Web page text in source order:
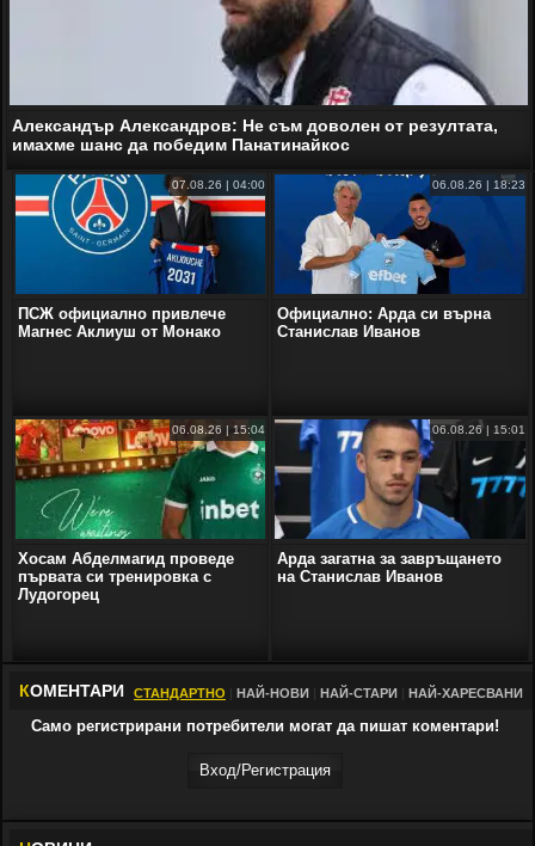
Александър Александров: Не съм доволен от резултата,
имахме шанс да победим Панатинайкос
07.08.26 | 04:00
ПСЖ официално привлече
Магнес Аклиуш от Монако
06.08.26 | 18:23
Официално: Арда си върна
Станислав Иванов
06.08.26 | 15:04
Хосам Абделмагид проведе
първата си тренировка с
Лудогорец
06.08.26 | 15:01
Арда загатна за завръщането
на Станислав Иванов
КОМЕНТАРИ СТАНДАРТНО НАЙ-НОВИ НАЙ-СТАРИ НАЙ-ХАРЕСВАНИ
Само регистрирани потребители могат да пишат коментари!
Вход/Регистрaция